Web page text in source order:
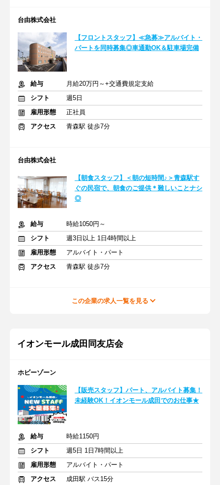
台由株式会社
【フロントスタッフ】≪急募≫アルバイト・
パートを同時募集◎車通勤OK＆駐車場完備
給与
月給20万円～+交通費規定支給
シフト
週5日
雇用形態
正社員
アクセス
青森駅 徒歩7分
台由株式会社
【朝食スタッフ】＜朝の短時間♪＞青森駅す
ぐの民宿で、朝食のご提供＊難しいことナシ
◎
給与
時給1050円～
シフト
週3日以上 1日4時間以上
雇用形態
アルバイト・パート
アクセス
青森駅 徒歩7分
この企業の求人一覧を見る
イオンモール成田同友店会
ホビーゾーン
【販売スタッフ】パート、アルバイト募集！
未経験OK！イオンモール成田でのお仕事★
給与
時給1150円
シフト
週5日 1日7時間以上
雇用形態
アルバイト・パート
アクセス
成田駅 バス15分